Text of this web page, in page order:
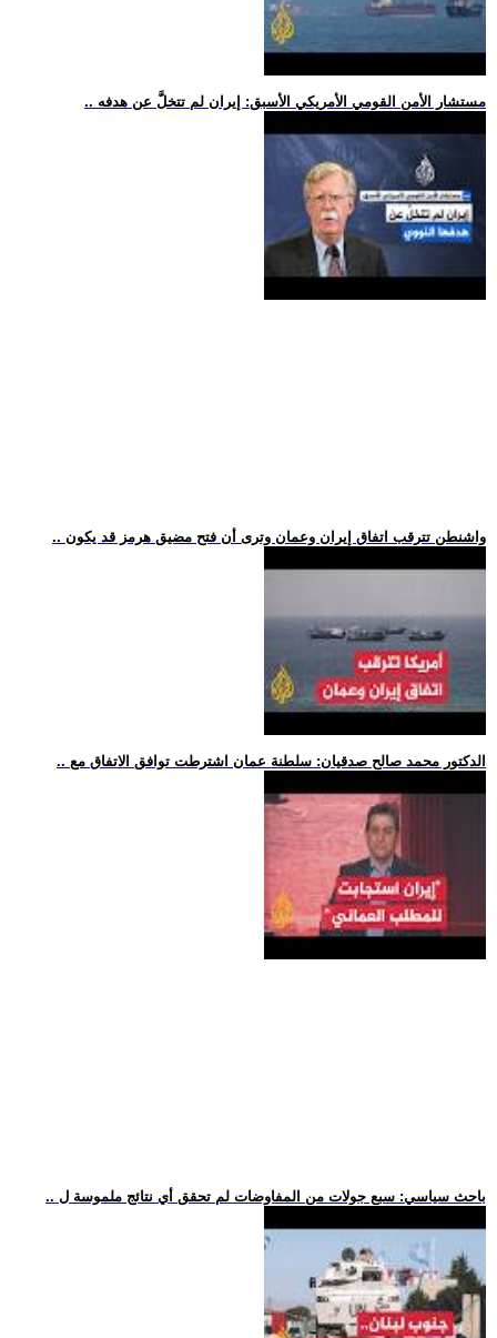
.. مستشار الأمن القومي الأمريكي الأسبق: إيران لم تتخلَّ عن هدفه
.. واشنطن تترقب اتفاق إيران وعمان وترى أن فتح مضيق هرمز قد يكون
.. الدكتور محمد صالح صدقيان: سلطنة عمان اشترطت توافق الاتفاق مع
.. باحث سياسي: سبع جولات من المفاوضات لم تحقق أي نتائج ملموسة ل